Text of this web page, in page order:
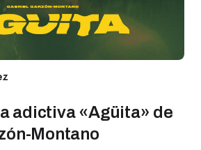
adictiva «Agüita» de
Montano